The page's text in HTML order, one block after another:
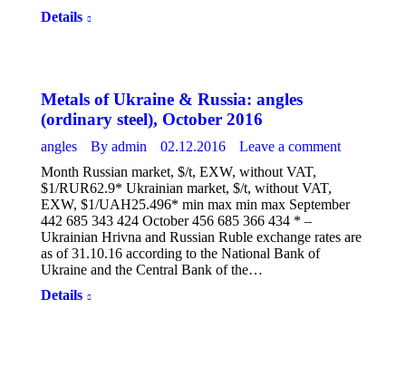
Details
Metals of Ukraine & Russia: angles
(ordinary steel), October 2016
angles By admin 02.12.2016
Leave a comment
Month Russian market, $/t, EXW, without VAT,
$1/RUR62.9* Ukrainian market, $/t, without VAT,
EXW, $1/UAH25.496* min max min max September
442 685 343 424 October 456 685 366 434 * –
Ukrainian Hrivna and Russian Ruble exchange rates are
as of 31.10.16 according to the National Bank of
Ukraine and the Central Bank of the…
Details